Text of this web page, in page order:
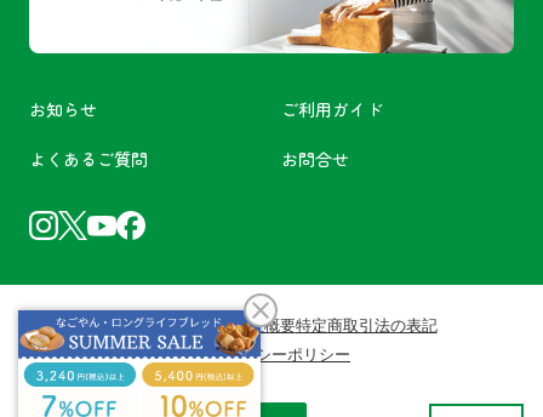
お知らせ ご利用ガイド
よくあるご質問 お問合せ
利用規約会員規約会社概要特定商取引法の表記
プライバシーポリシー